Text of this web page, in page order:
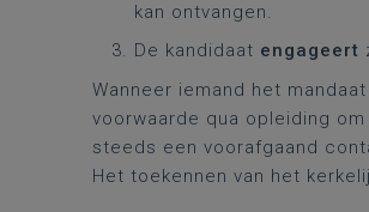
kan ontvangen.
De kandidaat engageert
Wanneer iemand het
voorwaarde qua opleiding
steeds een voorafgaand
Het toekennen van het